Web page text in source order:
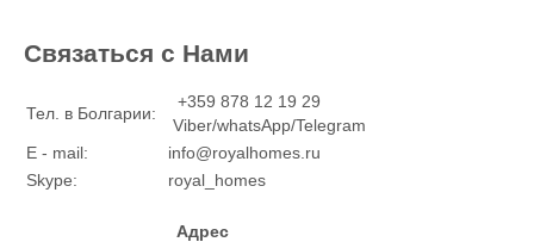
Связаться с Нами
Тел. в Болгарии:
+359 878 12 19 29
Viber/whatsApp/Telegram
E - mail:
info@royalhomes.ru
Skype:
royal_homes
Адрес